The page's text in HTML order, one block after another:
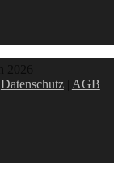
Datenschutz| AGB